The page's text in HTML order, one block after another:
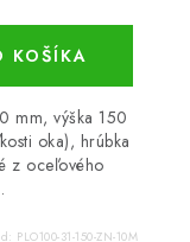
KOŠÍKA
mm, výška 150
oka), hrúbka
z oceľového
PLO100-31-150-ZN-10M